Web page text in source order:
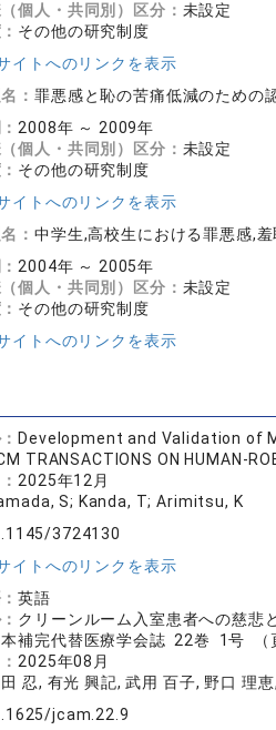
個人・共同別）区分： 未設定
その他の研究制度
イトへのリンクを表示
：罪悪感と恥の苦痛低減のための
2008年 ～ 2009年
個人・共同別）区分： 未設定
その他の研究制度
イトへのリンクを表示
：中学生,高校生における罪悪感,
2004年 ～ 2005年
個人・共同別）区分： 未設定
その他の研究制度
イトへのリンクを表示
Development and Validation of
TRANSACTIONS ON HUMAN-
2025年12月
S; Kanda, T; Arimitsu, K
3724130
イトへのリンクを表示
英語
クリーンルーム入室患者への慈悲
本補完代替医療学会誌 22巻 1号 （
2025年08月
田 忍, 有光 興記, 武用 百子, 野口 理
jcam.22.9